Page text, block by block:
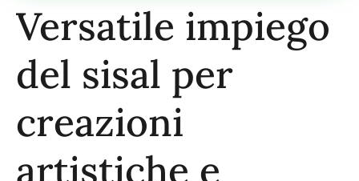
Versatile impiego
del sisal per
creazioni
artistiche e